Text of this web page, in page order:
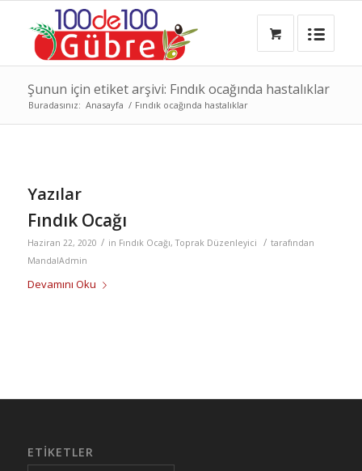
Şunun için etiket arşivi: Fındık ocağında hastalıklar
Buradasınız: Anasayfa / Fındık ocağında hastalıklar
Yazılar
Fındık Ocağı
Haziran 22, 2020 / in Fındık Ocağı,Toprak Düzenleyici / tarafından
MandalAdmin
Devamını Oku
ETIKETLER